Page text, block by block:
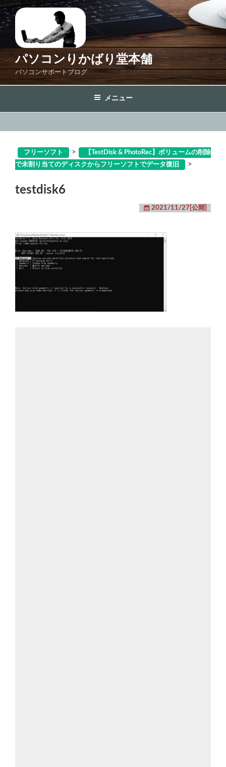
コ
ン
テ
ス
プ
パソコンりかばり堂本舗
パソコンサポートブログ
メニュー
フリーソフト >
【TestDisk & PhotoRec】ボリュームの削除
で未割り当てのディスクからフリーソフトでデータ復旧
>
testdisk6
2021/11/27[公開]